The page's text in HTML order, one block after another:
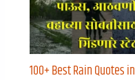
100+ Best Rain Quotes